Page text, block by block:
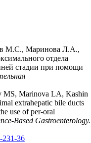
М.С., Маринова Л.А.,
отдела
стадии при помощи
MS, Marinova LA, Kashin
extrahepatic bile ducts
use of per-oral
Based Gastroenterology.
231-36